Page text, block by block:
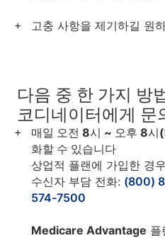
고충 사항을 제기하길 원
다음 중 한 가지 방
코디네이터에게 문
매일 오전 8시 ~ 오후 8시
화할 수 있습니다
상업적 플랜에 가입한 경
수신자 부담 전화: (800)
574-7500
Medicare Advantage 플